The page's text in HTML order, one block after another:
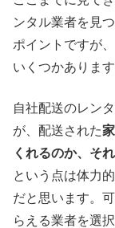
ンタル業者を見
ポイントですが
いくつかあります
自社配送のレン
が、配送された
くれるのか、そ
という点は体力
だと思います。
らえる業者を選